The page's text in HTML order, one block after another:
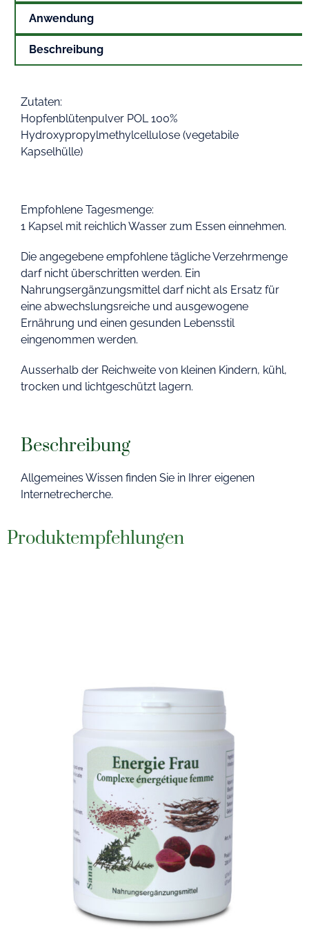
Anwendung
Beschreibung
Zutaten:
Hopfenblütenpulver POL 100%
Hydroxypropylmethylcellulose (vegetabile
Kapselhülle)
Empfohlene Tagesmenge:
1 Kapsel mit reichlich Wasser zum Essen einnehmen.
Die angegebene empfohlene tägliche Verzehrmenge
darf nicht überschritten werden. Ein
Nahrungsergänzungsmittel darf nicht als Ersatz für
eine abwechslungsreiche und ausgewogene
Ernährung und einen gesunden Lebensstil
eingenommen werden.
Ausserhalb der Reichweite von kleinen Kindern, kühl,
trocken und lichtgeschützt lagern.
Beschreibung
Allgemeines Wissen finden Sie in Ihrer eigenen
Internetrecherche.
Produktempfehlungen